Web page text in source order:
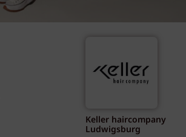
Keller haircompany
Ludwigsburg